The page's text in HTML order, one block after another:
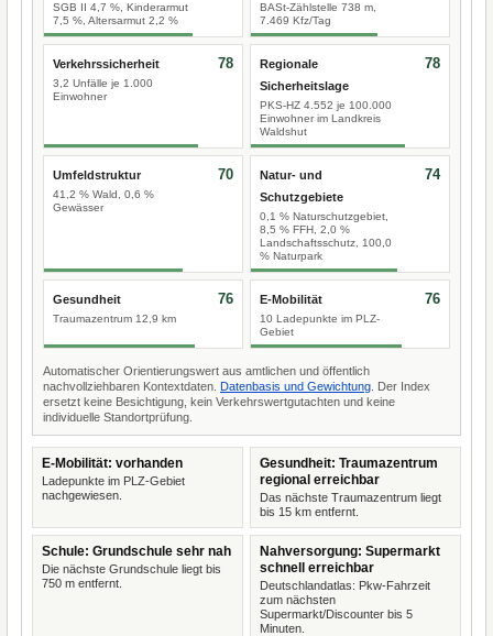
SGB II 4,7 %, Kinderarmut
7,5 %, Altersarmut 2,2 %
BASt-Zählstelle 738 m,
7.469 Kfz/Tag
Verkehrssicherheit
3,2 Unfälle je 1.000
Einwohner
78
Regionale
Sicherheitslage
PKS-HZ 4.552 je 100.000
Einwohner im Landkreis
Waldshut
78
Umfeldstruktur
41,2 % Wald, 0,6 %
Gewässer
70
Natur- und
Schutzgebiete
0,1 % Naturschutzgebiet,
8,5 % FFH, 2,0 %
Landschaftsschutz, 100,0
% Naturpark
74
Gesundheit
Traumazentrum 12,9 km
76 E-Mobilität
10 Ladepunkte im PLZ-
Gebiet
76
Automatischer Orientierungswert aus amtlichen und öffentlich
nachvollziehbaren Kontextdaten. Datenbasis und Gewichtung . Der Index
ersetzt keine Besichtigung, kein Verkehrswertgutachten und keine
individuelle Standortprüfung.
E-Mobilität: vorhanden
Ladepunkte im PLZ-Gebiet
nachgewiesen.
Gesundheit: Traumazentrum
regional erreichbar
Das nächste Traumazentrum liegt
bis 15 km entfernt.
Schule: Grundschule sehr nah
Die nächste Grundschule liegt bis
750 m entfernt.
Nahversorgung: Supermarkt
schnell erreichbar
Deutschlandatlas: Pkw-Fahrzeit
zum nächsten
Supermarkt/Discounter bis 5
Minuten.